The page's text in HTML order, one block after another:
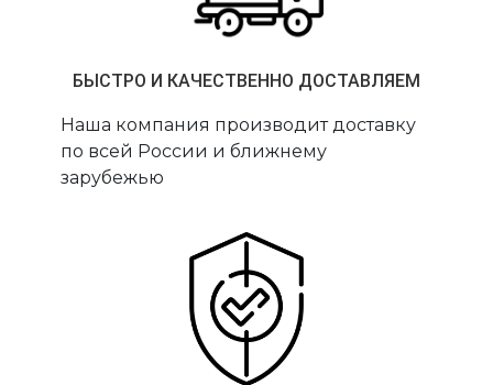
БЫСТРО И КАЧЕСТВЕННО ДОСТАВЛЯЕМ
Наша компания производит доставку
по всей России и ближнему
зарубежью